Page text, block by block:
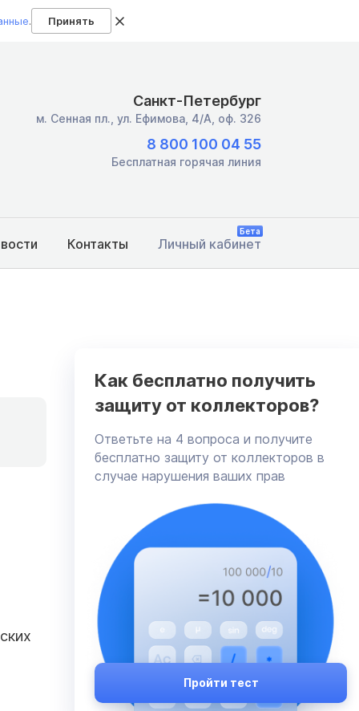
. Принять
Санкт-Петербург
м. Сенная пл., ул. Ефимова, 4/А, оф. 326
8 800 100 04 55
Бесплатная горячая линия
Контакты Личный кабинет
Бета
Как бесплатно получить
защиту от коллекторов?
Ответьте на 4 вопроса и получите
бесплатно защиту от коллекторов в
случае нарушения ваших прав
Пройти тест